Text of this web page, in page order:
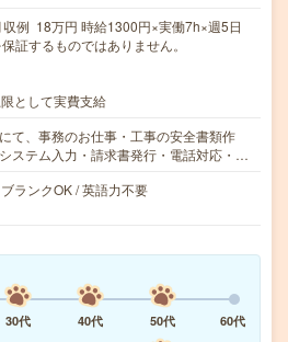
例 18万円 時給1300円×実働7h×週5日
証するものではありません。
として実費支給
て、事務のお仕事・工事の安全書類作
ステム入力・請求書発行・電話対応・…
ランクOK / 英語力不要
30代 40代 50代
60代